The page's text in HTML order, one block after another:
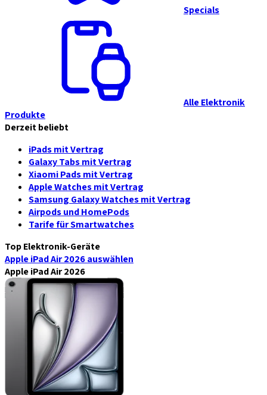
Specials
Alle Elektronik
Produkte
Derzeit beliebt
iPads mit Vertrag
Galaxy Tabs mit Vertrag
Xiaomi Pads mit Vertrag
Apple Watches mit Vertrag
Samsung Galaxy Watches mit Vertrag
Airpods und HomePods
Tarife für Smartwatches
Top Elektronik-Geräte
Apple iPad Air 2026auswählen
Apple iPad Air 2026